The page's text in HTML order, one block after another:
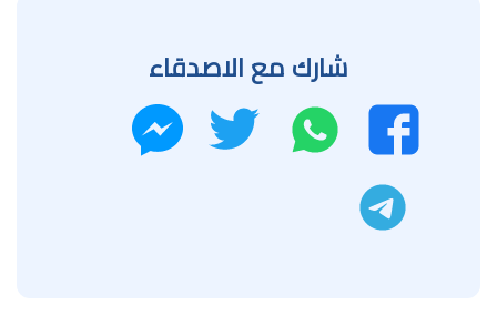
شارك مع الاصدقاء
فيسبوك
واتساب تويتر